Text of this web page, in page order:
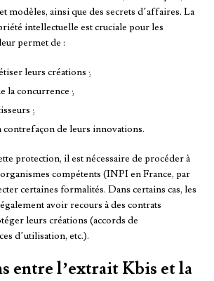
modèles, ainsi que des secrets d’affaires. La
intellectuelle est cruciale pour les
permet de :
leurs créations ;
la concurrence ;
;
de leurs innovations.
protection, il est nécessaire de procéder à
compétents (INPI en France, par
certaines formalités. Dans certains cas, les
avoir recours à des contrats
leurs créations (accords de
d’utilisation, etc.).
entre l’extrait Kbis et la